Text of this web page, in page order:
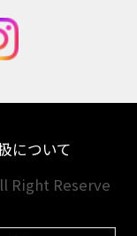
イ
タ
ｶｰ
について
Right Reserve